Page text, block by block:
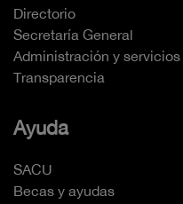
Directorio
Secretaría General
Administración y servicios
Transparencia
Ayuda
SACU
Becas y ayudas